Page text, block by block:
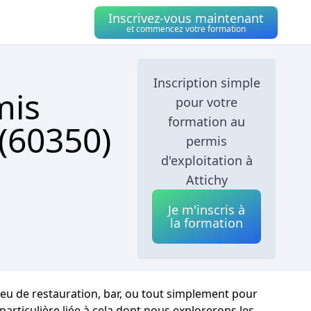
Inscrivez-vous maintenant
et commencez votre formation
Inscription simple
pour votre
formation au
permis
d'exploitation à
Attichy
Je m'inscris à
la formation
de restauration, bar, ou tout simplement pour